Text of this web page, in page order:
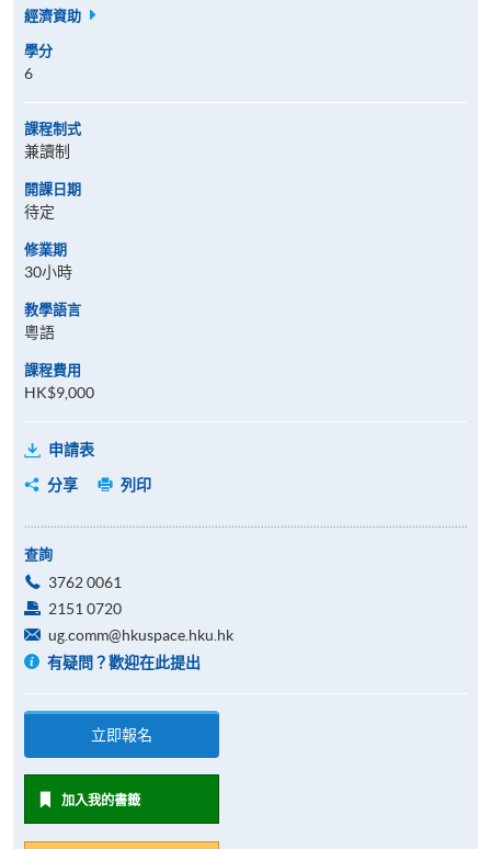
經濟資助
學分
6
課程制式
兼讀制
開課日期
待定
修業期
30小時
教學語言
粵語
課程費用
HK$9,000
申請表
分享
列印
查詢
3762 0061
2151 0720
ug.comm@hkuspace.hku.hk
有疑問？歡迎在此提出
立即報名
加入我的書籤